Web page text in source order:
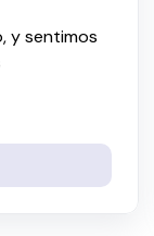
y sentimos